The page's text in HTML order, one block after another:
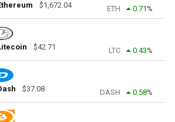
$1,672.04 ETH 0.71 %
$42.71 LTC 0.43%
$37.08 DASH 0.58%